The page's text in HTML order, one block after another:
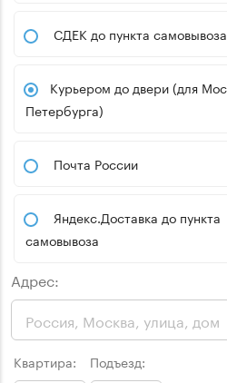
СДЕК до пункта самовывоза
Курьером до двери (для Москвы и Санкт-
Петербурга)
Почта России
Яндекс.Доставка до пункта
самовывоза
Адрес:
Квартира: Подъезд: